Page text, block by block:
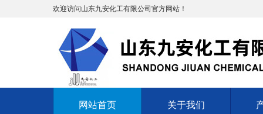
欢迎访问山东九安化工有限公司官方网站！
网站首页 关于我们